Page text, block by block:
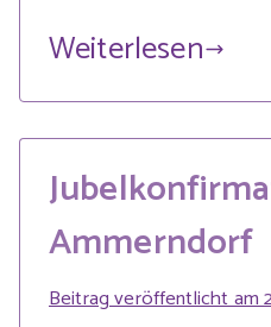
Weiterlesen
Ammerndorf
Beitrag veröffentlicht am